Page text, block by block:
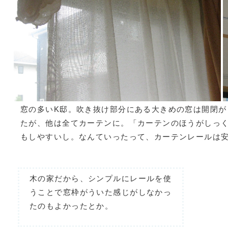
窓の多いK邸。吹き抜け部分にある大きめの窓は開閉
たが、他は全てカーテンに。「カーテンのほうがしっ
もしやすいし。なんていったって、カーテンレールは
木の家だから、シンプルにレールを使
うことで窓枠がういた感じがしなかっ
たのもよかったとか。